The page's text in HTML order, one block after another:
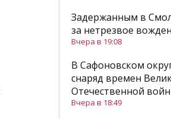
Задержанным в
за нетрезвое
Вчера в 19:08
В Сафоновском
снаряд времен
Отечественной
Вчера в 18:49